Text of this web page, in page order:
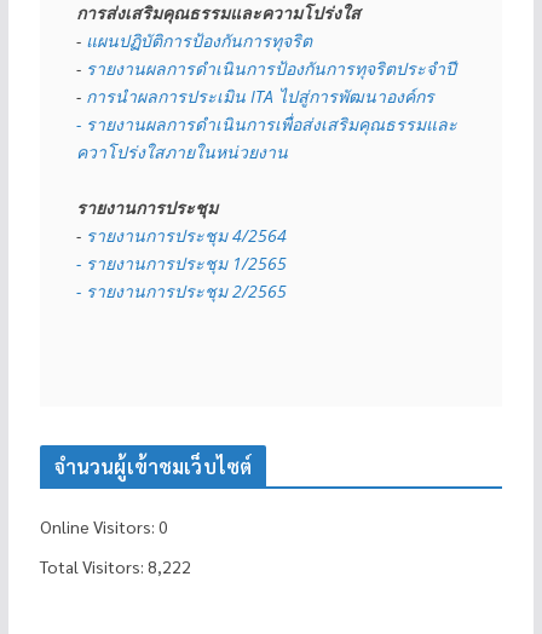
การส่งเสริมคุณธรรมและความโปร่งใส
- แผนปฏิบัติการป้องกันการทุจริต
- รายงานผลการดำเนินการป้องกันการทุจริตประจำปี
- การนำผลการประเมิน ITA ไปสู่การพัฒนาองค์กร
- รายงานผลการดำเนินการเพื่อส่งเสริมคุณธรรมและ
ควาโปร่งใสภายในหน่วยงาน
รายงานการประชุม
- รายงานการประชุม 4/2564
- รายงานการประชุม 1/2565
- รายงานการประชุม 2/2565
จำนวนผู้เข้าชมเว็บไซต์
Online Visitors: 0
Total Visitors: 8,222